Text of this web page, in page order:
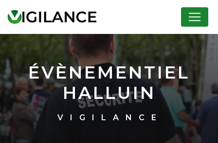
ÉVÈNEMENTIEL
HALLUIN
VIGILANCE